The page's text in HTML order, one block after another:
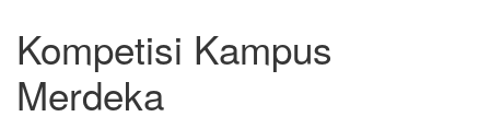
Kompetisi Kampus
Merdeka